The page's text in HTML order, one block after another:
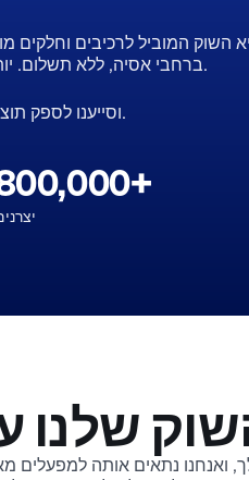
ברחבי אסיה, ללא תשלום. יותר מ-300,000 אנשי מקצוע ברחבי העולם סומכים על הפלטפורמה שלנו.
עד כה, עבדנו על יותר ממיליון בקשות RFQ וסייענו לספק תוצאות מהירות ואמינות בכל פעם.
שלנו
נתאים אותה למפעלים